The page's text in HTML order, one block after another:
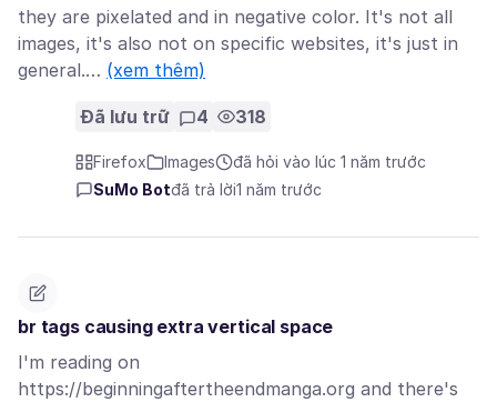
they are pixelated and in negative color. It's not all
images, it's also not on specific websites, it's just in
general.… (xem thêm)
Đã lưu trữ 4 318
Firefox Images
đã hỏi vào lúc 1 năm trước
SuMo Botđã trả lời1 năm trước
br tags causing extra vertical space
I'm reading on
https://beginningaftertheendmanga.org and there's